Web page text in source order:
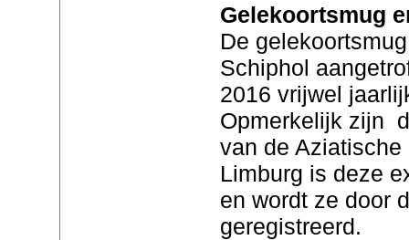
Gelekoortsmug
De
Schiphol
2016 vrijwel
Opmerkelijk zijn
van de
Limburg is deze
en wordt ze door
geregistreerd.